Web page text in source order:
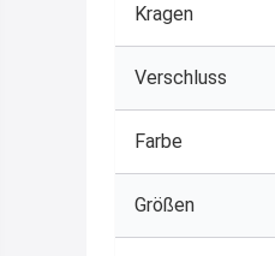
Kragen
Verschluss
Farbe
Größen